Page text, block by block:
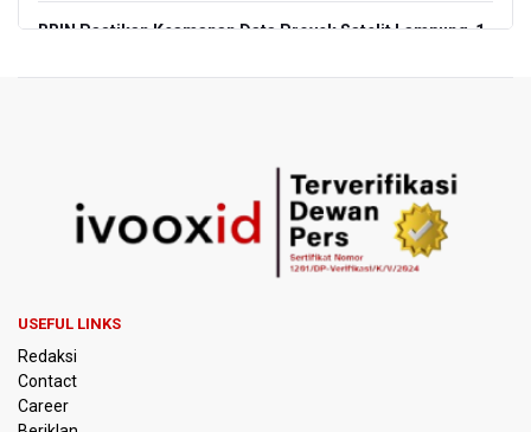
BRIN Pastikan Keamanan Data Proyek Satelit Lampung-1
Kuasa Hukum Klaim 995 Airsoft Gun di Sekolah Swasta
Jaksel Berizin, Bantah Kepemilikan Senjata Api dan
Narkoba
Menperin Sebut Insentif Kendaraan Listrik untuk Produk
Lawan Persib Bandung
USEFUL LINKS
Redaksi
Contact
Career